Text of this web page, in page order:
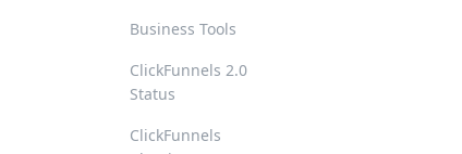
Business Tools
ClickFunnels 2.0
Status
ClickFunnels